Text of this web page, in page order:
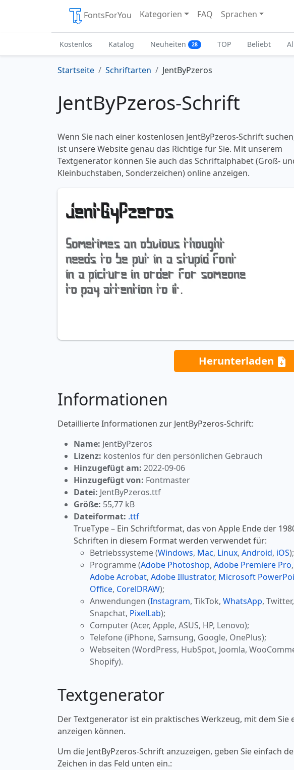
FontsForYou Kategorien FAQ Sprachen
Kostenlos Katalog Neuheiten 28 TOP Beliebt
Startseite Schriftarten JentByPzeros
JentByPzeros-Schrift
Wenn Sie nach einer kostenlosen JentByPzeros-Schrift
ist unsere Website genau das Richtige für Sie. Mit unserem
Textgenerator können Sie auch das Schriftalphabet (Groß-
Kleinbuchstaben, Sonderzeichen) online anzeigen.
Herunterladen
Informationen
Detaillierte Informationen zur JentByPzeros-Schrift:
Name: JentByPzeros
Lizenz: kostenlos für den persönlichen Gebrauch
Hinzugefügt am: 2022-09-06
Hinzugefügt von: Fontmaster
Datei: JentByPzeros.ttf
Größe: 55,77 kB
Dateiformat: .ttf
TrueType – Ein Schriftformat, das von Apple Ende der
Schriften in diesem Format werden verwendet für:
Betriebssysteme (Windows, Mac, Linux, Android, iOS);
Programme (Adobe Photoshop, Adobe Premiere Pro
Adobe Acrobat, Adobe Illustrator, Microsoft
Office, CorelDRAW);
Anwendungen (Instagram, TikTok, WhatsApp, Twitter,
Snapchat, PixelLab);
Computer (Acer, Apple, ASUS, HP, Lenovo);
Telefone (iPhone, Samsung, Google, OnePlus);
Webseiten (WordPress, HubSpot, Joomla,
Shopify).
Textgenerator
Der Textgenerator ist ein praktisches Werkzeug, mit dem Sie
anzeigen können.
Um die JentByPzeros-Schrift anzuzeigen, geben Sie einfach
Zeichen in das Feld unten ein.: